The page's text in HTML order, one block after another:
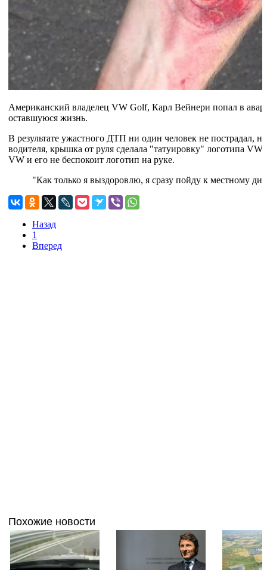
Американский владелец VW Golf, Карл Вейнери попал в
оставшуюся жизнь.
В результате ужастного ДТП ни один человек не пострадал,
водителя, крышка от руля сделала "татуировку" логотипа
VW и его не беспокоит логотип на руке.
"Как только я выздоровлю, я сразу пойду к местному
Назад
1
Вперед
Похожие новости